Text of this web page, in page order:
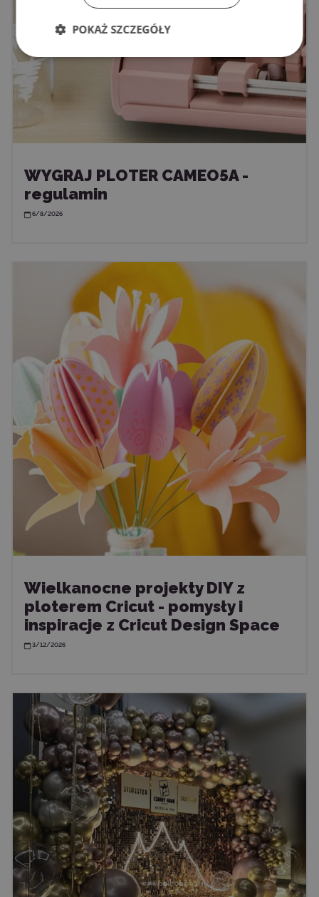
WYGRAJ PLOTER CAMEO5A -
regulamin
6/8/2026
Wielkanocne projekty DIY z
ploterem Cricut - pomysły i
inspiracje z Cricut Design Space
3/12/2026
POKAŻ SZCZEGÓŁY